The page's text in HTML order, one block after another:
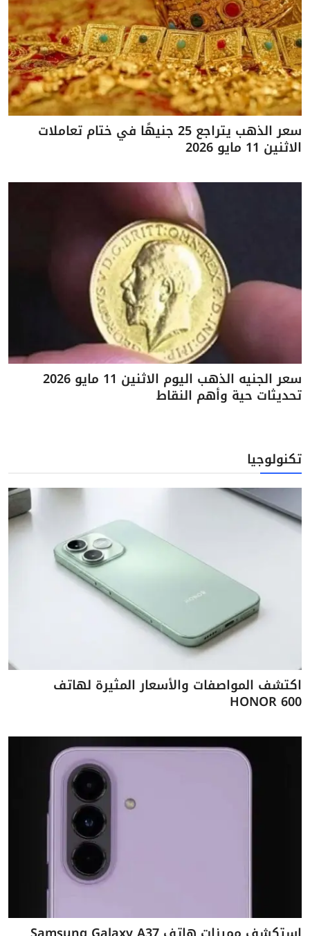
سعر الذهب يتراجع 25 جنيهًا في ختام تعاملات
الاثنين 11 مايو 2026
سعر الجنيه الذهب اليوم الاثنين 11 مايو 2026
تحديثات حية وأهم النقاط
تكنولوجيا
اكتشف المواصفات والأسعار المثيرة لهاتف
HONOR 600